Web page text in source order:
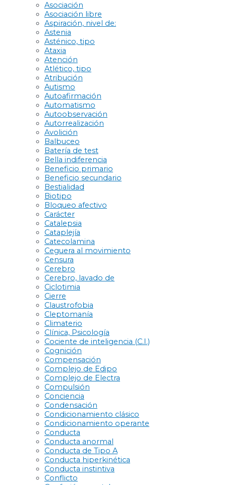
Asociación
Asociación libre
Aspiración, nivel de:
Astenia
Asténico, tipo
Ataxia
Atención
Atlético, tipo
Atribución
Autismo
Autoafirmación
Automatismo
Autoobservación
Autorrealización
Avolición
Balbuceo
Batería de test
Bella indiferencia
Beneficio primario
Beneficio secundario
Bestialidad
Biotipo
Bloqueo afectivo
Carácter
Catalepsia
Cataplejía
Catecolamina
Ceguera al movimiento
Censura
Cerebro
Cerebro, lavado de
Ciclotimia
Cierre
Claustrofobia
Cleptomanía
Climaterio
Clínica, Psicología
Cociente de inteligencia (C.I.)
Cognición
Compensación
Complejo de Edipo
Complejo de Electra
Compulsión
Conciencia
Condensación
Condicionamiento clásico
Condicionamiento operante
Conducta
Conducta anormal
Conducta de Tipo A
Conducta hiperkinética
Conducta instintiva
Conflicto